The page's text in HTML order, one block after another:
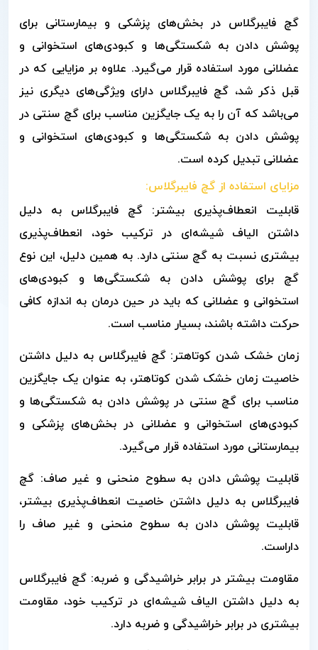
گچ فایبرگلاس در بخش‌های پزشکی و بیمارستانی برای
پوشش دادن به شکستگی‌ها و کبودی‌های استخوانی و
عضلانی مورد استفاده قرار می‌گیرد. علاوه بر مزایایی که در
قبل ذکر شد، گچ فایبرگلاس دارای ویژگی‌های دیگری نیز
می‌باشد که آن را به یک جایگزین مناسب برای گچ سنتی در
پوشش دادن به شکستگی‌ها و کبودی‌های استخوانی و
عضلانی تبدیل کرده است.
مزایای استفاده از گچ فایبرگلاس:
قابلیت انعطاف‌پذیری بیشتر: گچ فایبرگلاس به دلیل
داشتن الیاف شیشه‌ای در ترکیب خود، انعطاف‌پذیری
بیشتری نسبت به گچ سنتی دارد. به همین دلیل، این نوع
گچ برای پوشش دادن به شکستگی‌ها و کبودی‌های
استخوانی و عضلانی که باید در حین درمان به اندازه کافی
حرکت داشته باشند، بسیار مناسب است.
زمان خشک شدن کوتاهتر: گچ فایبرگلاس به دلیل داشتن
خاصیت زمان خشک شدن کوتاهتر، به عنوان یک جایگزین
مناسب برای گچ سنتی در پوشش دادن به شکستگی‌ها و
کبودی‌های استخوانی و عضلانی در بخش‌های پزشکی و
بیمارستانی مورد استفاده قرار می‌گیرد.
قابلیت پوشش دادن به سطوح منحنی و غیر صاف: گچ
فایبرگلاس به دلیل داشتن خاصیت انعطاف‌پذیری بیشتر،
قابلیت پوشش دادن به سطوح منحنی و غیر صاف را
داراست.
مقاومت بیشتر در برابر خراشیدگی و ضربه: گچ فایبرگلاس
به دلیل داشتن الیاف شیشه‌ای در ترکیب خود، مقاومت
بیشتری در برابر خراشیدگی و ضربه دارد.